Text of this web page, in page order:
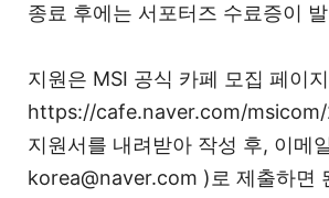
종료 후에는 서포터즈 수료증이
지원은 MSI 공식 카페 모집 페이
https://cafe.naver.com/
지원서를 내려받아 작성 후, 이메
korea@naver.com )로 제출하면